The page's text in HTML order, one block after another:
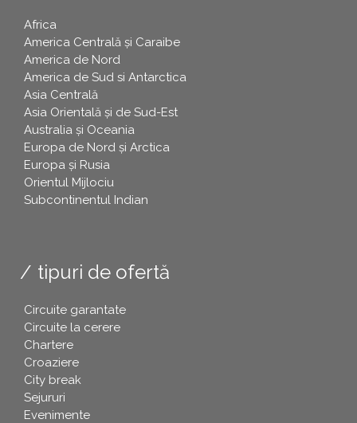
Africa
America Centrală și Caraibe
America de Nord
America de Sud si Antarctica
Asia Centrală
Asia Orientală și de Sud-Est
Australia și Oceania
Europa de Nord și Arctica
Europa și Rusia
Orientul Mijlociu
Subcontinentul Indian
tipuri de ofertă
Circuite garantate
Circuite la cerere
Chartere
Croaziere
City break
Sejururi
Evenimente